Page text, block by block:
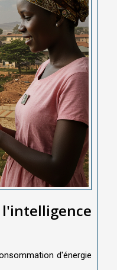
d'énergie